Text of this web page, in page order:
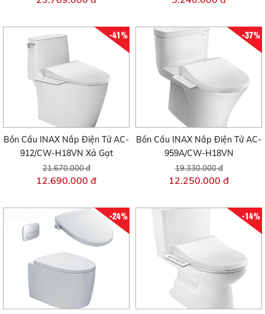
-41%
Bồn Cầu INAX Nắp Điện Tử AC-
912/CW-H18VN Xả Gạt
21.670.000 đ
12.690.000 đ
-37%
Bồn Cầu INAX Nắp Điện Tử AC-
959A/CW-H18VN
19.330.000 đ
12.250.000 đ
-24% -14%